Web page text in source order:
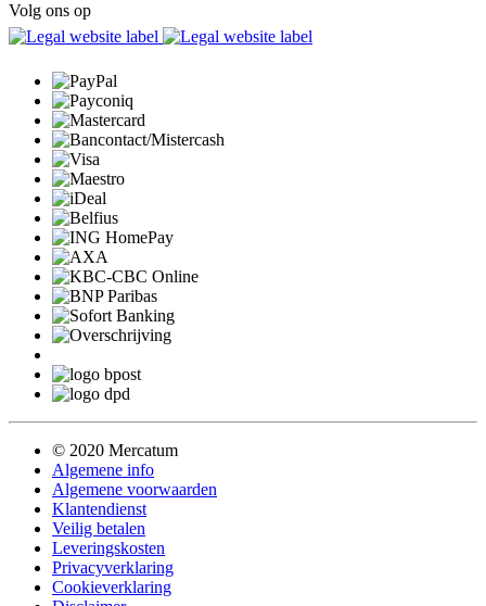
Volg ons op
© 2020 Mercatum
Algemene info
Algemene voorwaarden
Klantendienst
Veilig betalen
Leveringskosten
Privacyverklaring
Cookieverklaring